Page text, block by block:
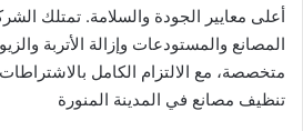
أعلى معايير الجودة والسلامة. تمتلك
المصانع والمستودعات وإزالة الأتربة
متخصصة، مع الالتزام الكامل
تنظيف مصانع في المدينة المنورة